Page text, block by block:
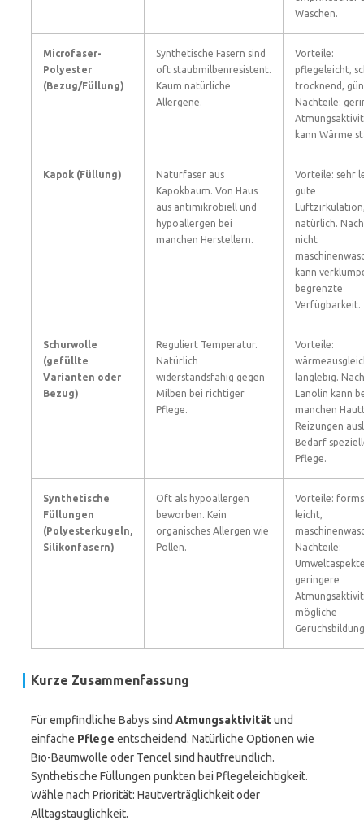
Waschen.
Microfaser-
Polyester
(Bezug/Füllung)
Synthetische Fasern sind
oft staubmilbenresistent.
Kaum natürliche
Allergene.
Vorteile:
pflegeleicht,
trocknend,
Nachteile:
kann Wärme
Kapok (Füllung)
Naturfaser aus
Kapokbaum. Von Haus
aus antimikrobiell und
hypoallergen bei
manchen Herstellern.
Vorteile: sehr
gute
natürlich.
nicht
kann
begrenzte
Verfügbarkeit.
Schurwolle
(gefüllte
Varianten oder
Bezug)
Reguliert Temperatur.
Natürlich
widerstandsfähig gegen
Milben bei richtiger
Pflege.
Vorteile:
langlebig.
Lanolin kann
manchen
Reizungen
Bedarf
Pflege.
Synthetische
Füllungen
(Polyesterkugeln,
Silikonfasern)
Oft als hypoallergen
beworben. Kein
organisches Allergen wie
Pollen.
Vorteile:
leicht,
Nachteile:
geringere
mögliche
Kurze Zusammenfassung
Für empfindliche Babys sind Atmungsaktivitätund
einfache Pflege entscheidend. Natürliche Optionen wie
Bio-Baumwolle oder Tencel sind hautfreundlich.
Synthetische Füllungen punkten bei Pflegeleichtigkeit.
Wähle nach Priorität: Hautverträglichkeit oder
Alltagstauglichkeit.